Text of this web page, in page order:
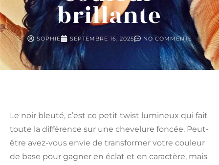
brillante
SOPHIE SEPTEMBRE 16, 2025 NO COMMENTS
Le noir bleuté, c’est ce petit twist lumineux qui fait
toute la différence sur une chevelure foncée. Peut-
être avez-vous envie de transformer votre couleur
de base pour gagner en éclat et en caractère, mais